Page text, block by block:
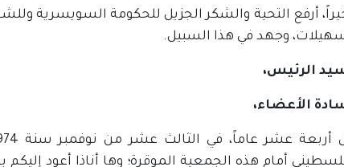
أرفع التحية والشكر الجزيل للحكومة السويسرية
وجهد في هذا السبيل.
الرئيس،
الأعضاء،
أمام هذه الجمعية الموقرة؛ وها أناذا أعود